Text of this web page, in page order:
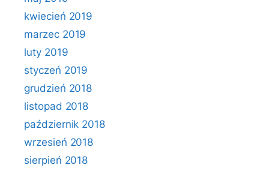
kwiecień 2019
marzec 2019
luty 2019
styczeń 2019
grudzień 2018
listopad 2018
październik 2018
wrzesień 2018
sierpień 2018